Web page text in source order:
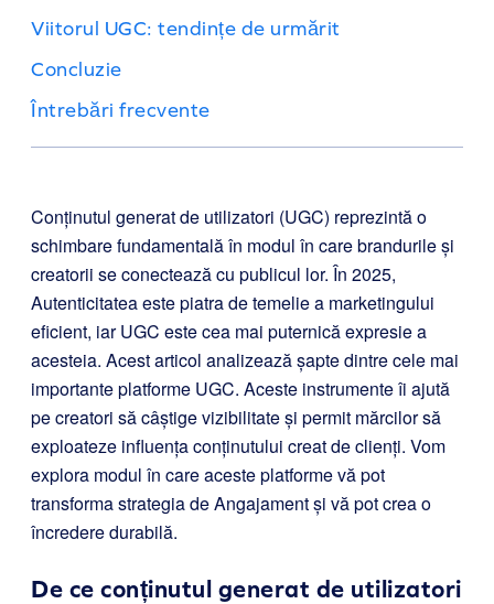
Viitorul UGC: tendințe de urmărit
Concluzie
Întrebări frecvente
Conținutul generat de utilizatori (UGC) reprezintă o
schimbare fundamentală în modul în care brandurile și
creatorii se conectează cu publicul lor. În 2025,
Autenticitatea este piatra de temelie a marketingului
eficient, iar UGC este cea mai puternică expresie a
acesteia. Acest articol analizează șapte dintre cele mai
importante platforme UGC. Aceste instrumente îi ajută
pe creatori să câștige vizibilitate și permit mărcilor să
exploateze influența conținutului creat de clienți. Vom
explora modul în care aceste platforme vă pot
transforma strategia de Angajament și vă pot crea o
încredere durabilă.
De ce conținutul generat de utilizatori